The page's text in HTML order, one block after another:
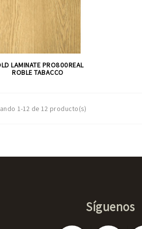
LAMINATE PRO800REAL
ROBLE TABACCO
1-12 de 12 producto(s)
Síguenos